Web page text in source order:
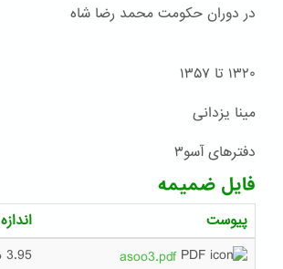
در دوران حکومت محمد رضا شاه
۱۳۲۰ تا ۱۳۵۷
مینا یزدانی
دفترهای آسو۳
فایل ضمیمه
پیوست
اندازه
asoo3.pdf
3.95 مگابایت